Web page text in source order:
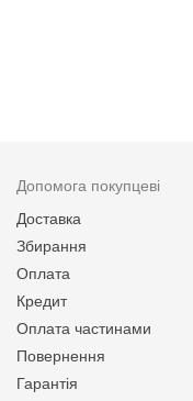
Допомога покупцеві
Доставка
Збирання
Оплата
Кредит
Оплата частинами
Повернення
Гарантія